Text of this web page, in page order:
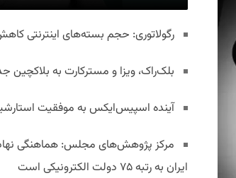
رگولاتوری: حجم بسته‌های اینترنتی
بلک‌راک، ویزا و مسترکارت به بلاکچین
آینده اسپیس‌ایکس به موفقیت
مرکز پژوهش‌های مجلس: هماهنگی
ایران به رتبه ۷۵ دولت الکترونیکی است